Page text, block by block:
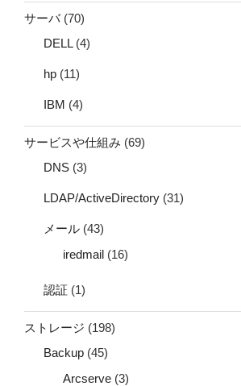
サーバ(70)
DELL(4)
hp (11)
IBM (4)
サービスや仕組み (69)
DNS (3)
LDAP/ActiveDirectory (31)
メール (43)
iredmail (16)
認証 (1)
ストレージ (198)
Backup (45)
Arcserve (3)